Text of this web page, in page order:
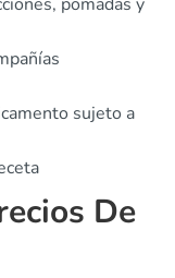
sujeto a
De